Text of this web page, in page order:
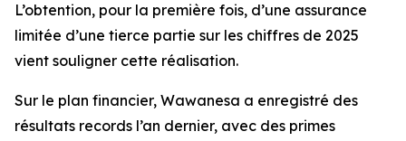
L’obtention, pour la première fois, d’une assurance
limitée d’une tierce partie sur les chiffres de 2025
vient souligner cette réalisation.
Sur le plan financier, Wawanesa a enregistré des
résultats records l’an dernier, avec des primes